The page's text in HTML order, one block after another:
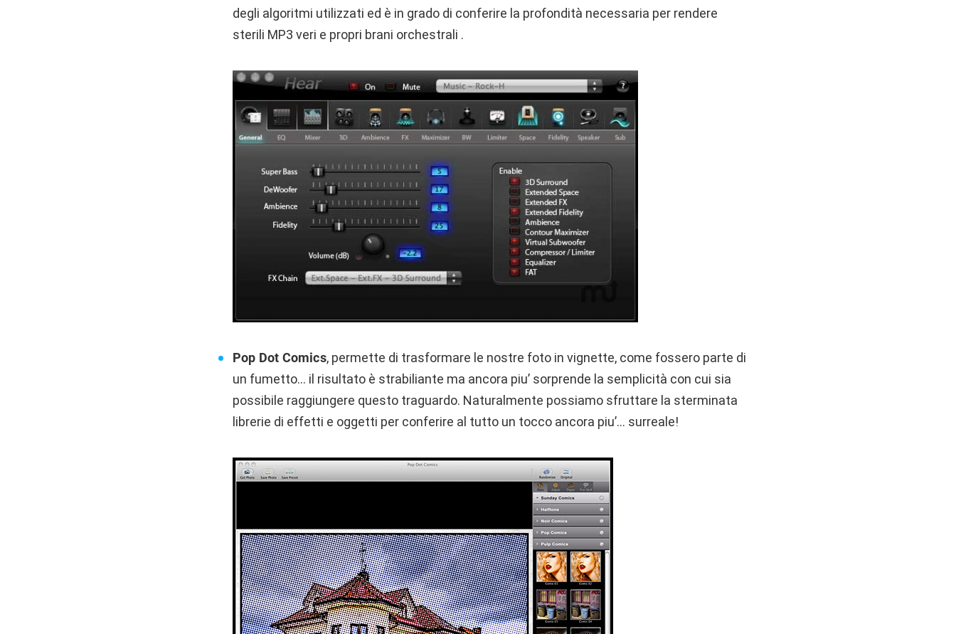
degli algoritmi utilizzati ed è in grado di conferire la profondità necessaria per rendere
sterili MP3 veri e propri brani orchestrali .
Pop Dot Comics, permette di trasformare le nostre foto in vignette, come fossero parte di
un fumetto… il risultato è strabiliante ma ancora piu’ sorprende la semplicità con cui sia
possibile raggiungere questo traguardo. Naturalmente possiamo sfruttare la sterminata
librerie di effetti e oggetti per conferire al tutto un tocco ancora piu’… surreale!